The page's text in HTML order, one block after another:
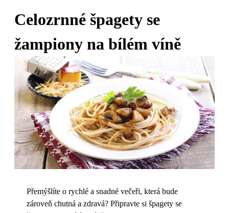
Celozrnné špagety se
žampiony na bílém víně
Přemýšlíte o rychlé a snadné večeři, která bude
zároveň chutná a zdravá? Připravte si špagety se